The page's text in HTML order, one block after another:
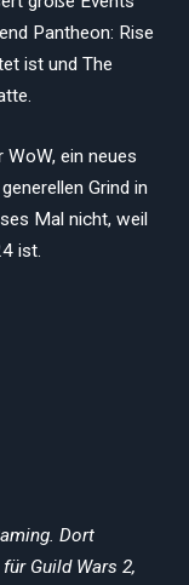
Pantheon: Rise
ist und The
ein neues
Grind in
Mal nicht, weil
ist.
Dort
Guild Wars 2,